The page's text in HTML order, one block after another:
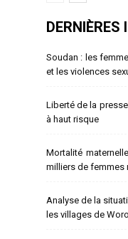
DERNIÈRES
Soudan : les
et les violences
Liberté de la
à haut risque
Mortalité
milliers de femmes
Analyse de la
les villages de